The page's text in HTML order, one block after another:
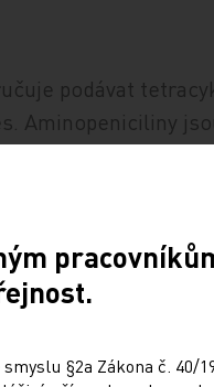
podávat
Aminopeniciliny
EBV a obtížné
ATB
virový původ a
Hrubou
§2a Zákona č. 40/